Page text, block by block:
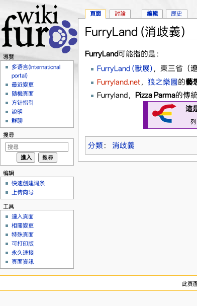
FurryLand (消歧義)
FurryLand可能指的是：
FurryLand (獸展) ，東三省（
Furryland.net， 狼之樂園的藝
Furryland，
Pizza Parma的傳
這
分類 ： 消歧義
頁面 討論 編輯 歷史
導覽
多语言(International
portal)
最近變更
隨機頁面
方针指引
說明
群聊
搜尋
编辑
快速创建词条
上传向导
工具
連入頁面
相關變更
特殊頁面
可打印版
永久連接
頁面資訊
此頁